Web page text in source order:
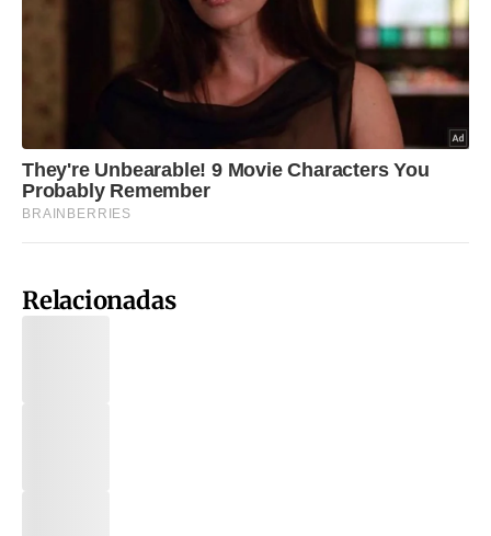
Relacionadas